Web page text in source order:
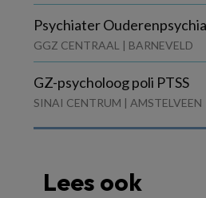
Psychiater
GGZ CENTRAAL | BARNEVELD
GZ-psycholoog poli PTSS
SINAI CENTRUM | AMSTELVEEN
Lees ook